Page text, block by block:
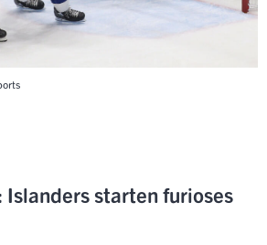
starten furioses